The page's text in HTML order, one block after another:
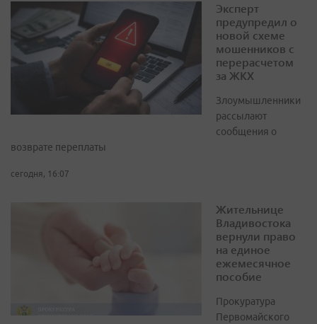
Эксперт
предупредил о
новой схеме
мошенников с
перерасчетом
за ЖКХ
Злоумышленники
рассылают
сообщения о
возврате переплаты
сегодня, 16:07
Жительнице
Владивостока
вернули право
на единое
ежемесячное
пособие
Прокуратура
Первомайского